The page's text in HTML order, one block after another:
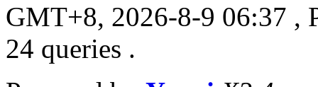
GMT+8, 2026-8-9 06:37 ,
24 queries .